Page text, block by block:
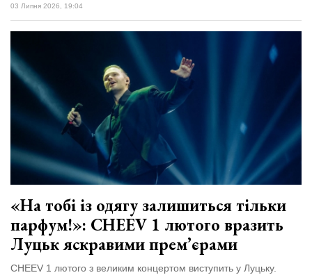
03 Липня 2026, 19:04
«На тобі із одягу залишиться тільки
парфум!»: CHEEV 1 лютого вразить
Луцьк яскравими прем’єрами
CHEEV 1 лютого з великим концертом виступить у Луцьку.